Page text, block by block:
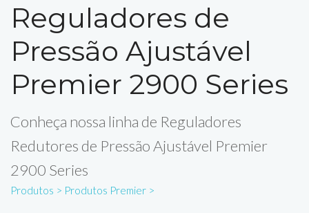
Reguladores de
Pressão Ajustável
Premier 2900 Series
Conheça nossa linha de Reguladores
Redutores de Pressão Ajustável Premier
2900 Series
Produtos > Produtos Premier >